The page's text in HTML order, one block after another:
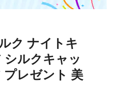
ク ナイトキ
シルクキャッ
プレゼント 美